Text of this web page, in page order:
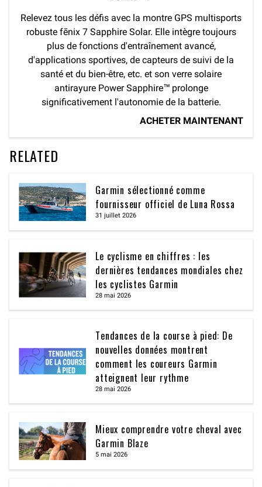
Relevez tous les défis avec la montre GPS multisports
robuste fēnix 7 Sapphire Solar. Elle intègre toujours
plus de fonctions d'entraînement avancé,
d'applications sportives, de capteurs de suivi de la
santé et du bien-être, etc. et son verre solaire
antirayure Power Sapphire™ prolonge
significativement l'autonomie de la batterie.
ACHETER MAINTENANT
RELATED
Garmin sélectionné comme
fournisseur officiel de Luna Rossa
31 juillet 2026
Le cyclisme en chiffres : les
dernières tendances mondiales chez
les cyclistes Garmin
28 mai 2026
Tendances de la course à pied: De
nouvelles données montrent
comment les coureurs Garmin
atteignent leur rythme
28 mai 2026
Mieux comprendre votre cheval avec
Garmin Blaze
5 mai 2026